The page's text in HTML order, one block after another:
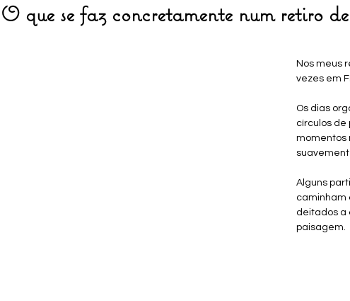
O que se faz concretamente num retiro
Nos meus
vezes em
Os dias
círculos de
momentos
Alguns
caminham
deitados a
paisagem.